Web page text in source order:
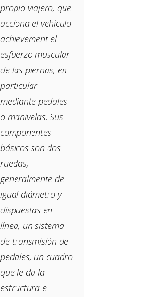
propio viajero, que
acciona el vehículo
achievement el
esfuerzo muscular
de las piernas, en
particular
mediante pedales
o manivelas.​ Sus
componentes
básicos son dos
ruedas,​
generalmente de
igual diámetro y
dispuestas en
línea, un sistema
de transmisión de
pedales, un cuadro
que le da la
estructura e